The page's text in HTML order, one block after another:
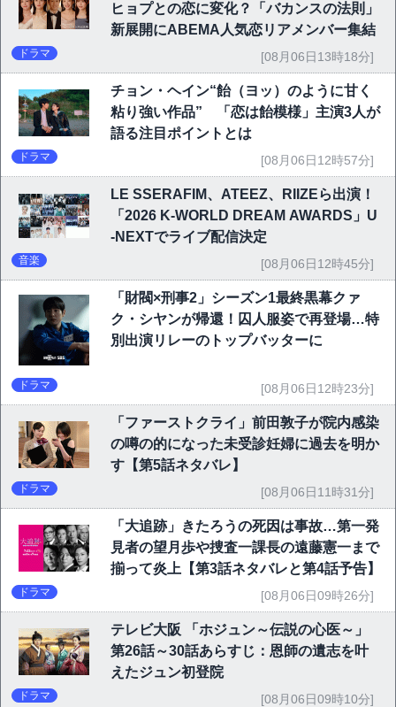
ヒョプとの恋に変化？「バカンスの法則」
新展開にABEMA人気恋リアメンバー集結
ドラマ [08月06日13時18分]
チョン・ヘイン“飴（ヨッ）のように甘く
粘り強い作品” 「恋は飴模様」主演3人が
語る注目ポイントとは
ドラマ [08月06日12時57分]
LE SSERAFIM、ATEEZ、RIIZEら出演！
「2026 K-WORLD DREAM AWARDS」U
-NEXTでライブ配信決定
音楽 [08月06日12時45分]
「財閥×刑事2」シーズン1最終黒幕クァ
ク・シヤンが帰還！囚人服姿で再登場…特
別出演リレーのトップバッターに
ドラマ [08月06日12時23分]
「ファーストクライ」前田敦子が院内感染
の噂の的になった未受診妊婦に過去を明か
す【第5話ネタバレ】
ドラマ [08月06日11時31分]
「大追跡」きたろうの死因は事故…第一発
見者の望月歩や捜査一課長の遠藤憲一まで
揃って炎上【第3話ネタバレと第4話予告】
ドラマ [08月06日09時26分]
テレビ大阪 「ホジュン～伝説の心医～」
第26話～30話あらすじ：恩師の遺志を叶
えたジュン初登院
ドラマ [08月06日09時10分]